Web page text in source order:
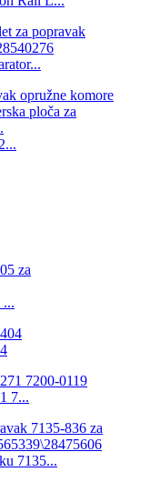
...
7...
7135...